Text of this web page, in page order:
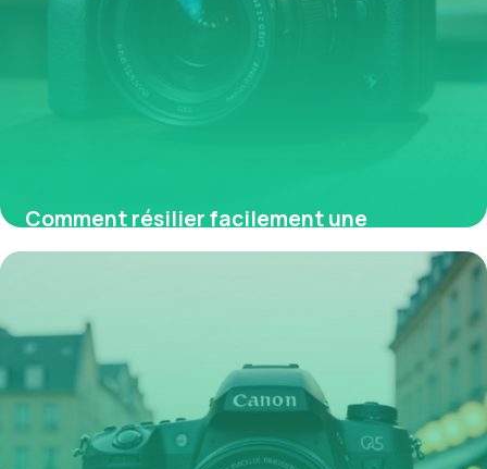
Comment résilier facilement une
mutuelle obligatoire en entreprise